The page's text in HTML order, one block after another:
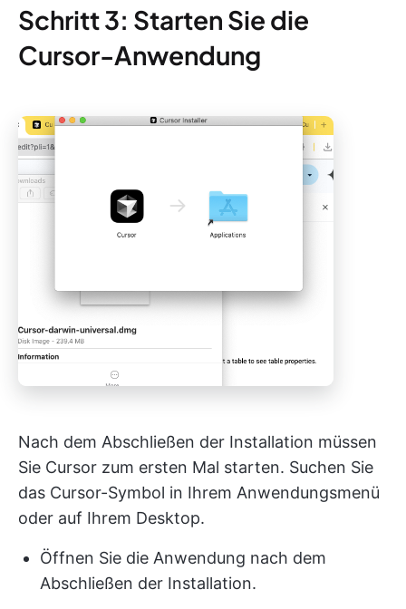
Schritt 3: Starten Sie die
Cursor-Anwendung
Nach dem Abschließen der Installation müssen
Sie Cursor zum ersten Mal starten. Suchen Sie
das Cursor-Symbol in Ihrem Anwendungsmenü
oder auf Ihrem Desktop.
Öffnen Sie die Anwendung nach dem
Abschließen der Installation.